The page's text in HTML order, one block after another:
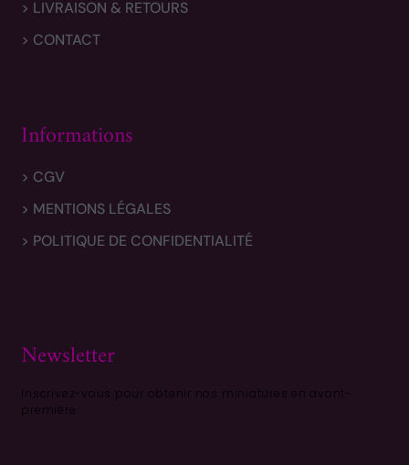
> LIVRAISON & RETOURS
> CONTACT
Informations
> CGV
> MENTIONS LÉGALES
> POLITIQUE DE CONFIDENTIALITÉ
Newsletter
Inscrivez-vous pour obtenir nos miniatures en avant-
première